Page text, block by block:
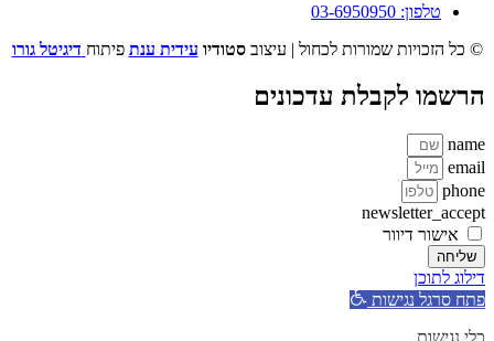
טלפון: 03-6950950
© כל הזכויות שמורות לכחול | עיצובסטודיו עידית ענת פיתוח דיגיטל גורו
הרשמו לקבלת עדכונים
name
email
phone
newsletter_accept
אישור דיוור
שליחה
דילוג לתוכן
פתח סרגל נגישות
כלי נגישות